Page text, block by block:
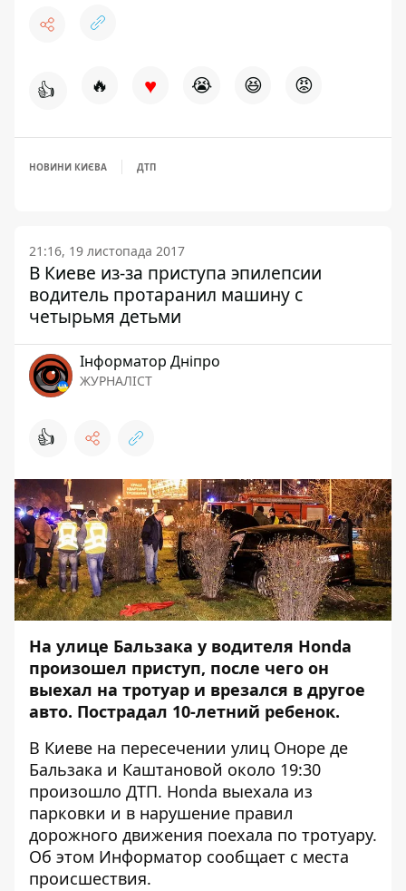
👍 🔥 ♥ 😭 😆 😡
НОВИНИ КИЄВА ДТП
21:16, 19 листопада 2017
В Киеве из-за приступа эпилепсии
водитель протаранил машину с
четырьмя детьми
Інформатор Дніпро
ЖУРНАЛІСТ
👍
На улице Бальзака у водителя Honda
произошел приступ, после чего он
выехал на тротуар и врезался в другое
авто. Пострадал 10-летний ребенок.
В Киеве на пересечении улиц Оноре де
Бальзака и Каштановой около 19:30
произошло ДТП. Honda выехала из
парковки и в нарушение правил
дорожного движения поехала по тротуару.
Об этом Информатор сообщает с места
происшествия.